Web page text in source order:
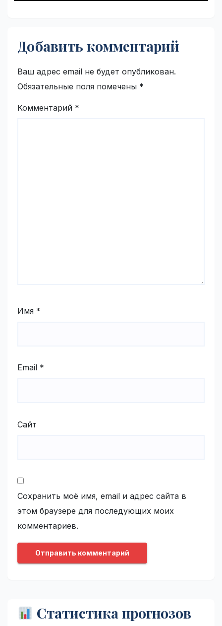
Добавить комментарий
Ваш адрес email не будет опубликован.
Обязательные поля помечены *
Комментарий *
Имя *
Email *
Сайт
Сохранить моё имя, email и адрес сайта в
этом браузере для последующих моих
комментариев.
Статистика прогнозов